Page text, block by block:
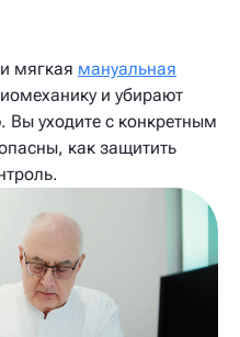
и мягкая мануальная
и убирают
Вы уходите с конкретным
как защитить